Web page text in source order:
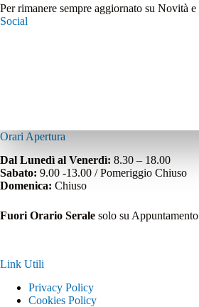
Per rimanere sempre aggiornato su Novità
Social
Orari Apertura
Dal Lunedì al Venerdì: 8.30 – 18.00
Sabato: 9.00 -13.00 / Pomeriggio Chiuso
Domenica: Chiuso
Fuori Orario Serale solo su Appuntamento
Link Utili
Privacy Policy
Cookies Policy